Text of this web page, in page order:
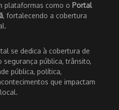
plataformas como o Portal
, fortalecendo a cobertura
se dedica à cobertura de
pública, trânsito,
pública, política,
que impactam